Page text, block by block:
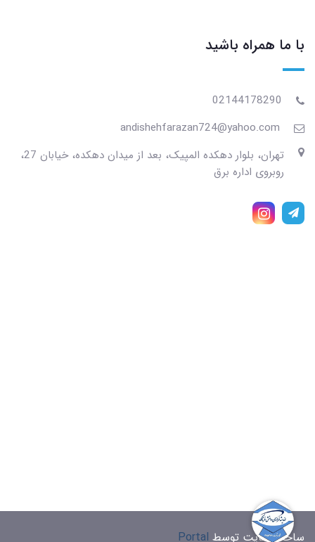
با ما همراه باشید
02144178290
andishehfarazan724@yahoo.com
تهران، بلوار دهکده المپیک، بعد از میدان دهکده، خیابان 27،
روبروی اداره برق
ساخت سایت توسط Portal